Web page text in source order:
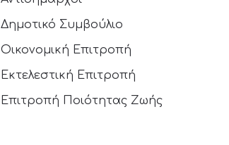
Δημοτικό Συμβούλιο
Οικονομική Επιτροπή
Εκτελεστική Επιτροπή
Επιτροπή Ποιότητας Ζωής